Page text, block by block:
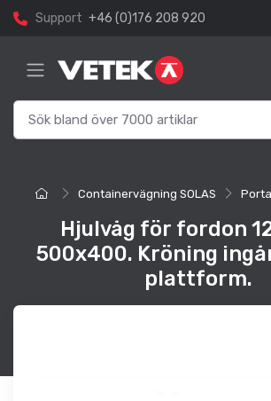
Support +46 (0)176 208 920
Containervägning SOLAS
Hjulvåg för fordon
500x400. Kröning
plattform.